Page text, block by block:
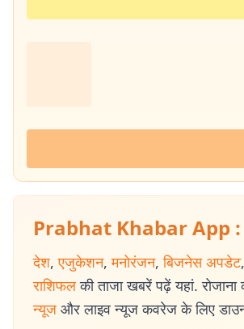
Prabhat Khabar App :
देश, एजुकेशन, मनोरंजन, बिजनेस अपडेट,
राशिफल की ताजा खबरें पढ़ें यहां. रोजाना
न्यूज और लाइव न्यूज कवरेज के लिए